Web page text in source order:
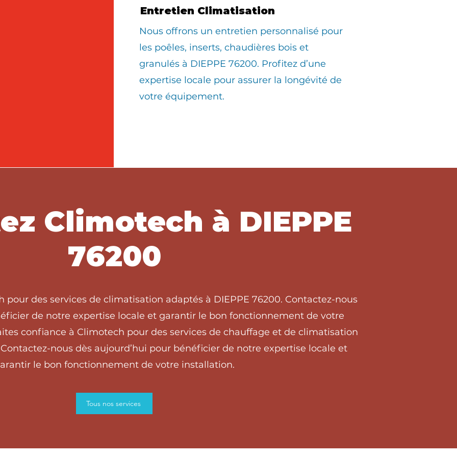
Entretien Climatisation
Nous offrons un entretien personnalisé pour
les poêles, inserts, chaudières bois et
granulés à DIEPPE 76200. Profitez d’une
expertise locale pour assurer la longévité de
votre équipement.
Climotech à DIEPPE
76200
pour des services de climatisation adaptés à DIEPPE 76200. Contactez-nous
de notre expertise locale et garantir le bon fonctionnement de votre
confiance à Climotech pour des services de chauffage et de climatisation
nous dès aujourd’hui pour bénéficier de notre expertise locale et
le bon fonctionnement de votre installation.
Tous nos services